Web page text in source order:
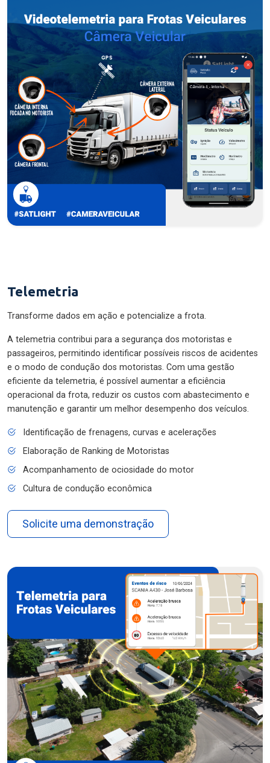
Telemetria
Transforme dados em ação e potencialize a frota.
A telemetria contribui para a segurança dos motoristas e
passageiros, permitindo identificar possíveis riscos de acidentes
e o modo de condução dos motoristas. Com uma gestão
eficiente da telemetria, é possível aumentar a eficiência
operacional da frota, reduzir os custos com abastecimento e
manutenção e garantir um melhor desempenho dos veículos.
Identificação de frenagens, curvas e acelerações
Elaboração de Ranking de Motoristas
Acompanhamento de ociosidade do motor
Cultura de condução econômica
Solicite uma demonstração